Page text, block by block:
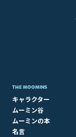
THE MOOMINS
キャラクター
ムーミン谷
ムーミンの本
名言